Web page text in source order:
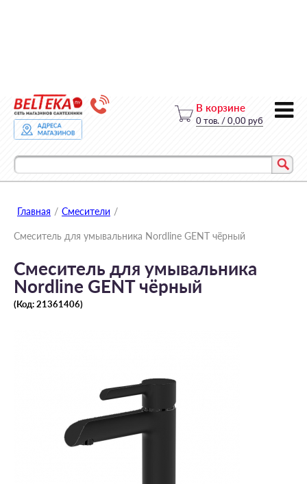
В корзине
Главная / Смесители /
Смеситель для умывальника Nordline GENT чёрный
Смеситель для умывальника
Nordline GENT чёрный
(Код:21361406)